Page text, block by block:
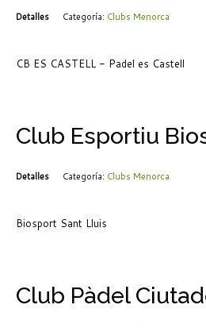
Detalles Categoría: Clubs Menorca
CB ES CASTELL - Padel es Castell
Club Esportiu
Detalles Categoría: Clubs Menorca
Biosport Sant Lluis
Club Pàdel